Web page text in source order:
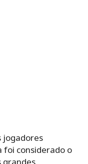
jogadores
foi considerado o